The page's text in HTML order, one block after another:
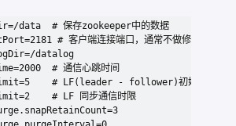
data  # 保存zookeeper中的数据
# 客户端连接端口，通常不做修改
datalog
# 通信心跳时间
# LF(leader - follower)初始通信时限
# LF 同步通信时限